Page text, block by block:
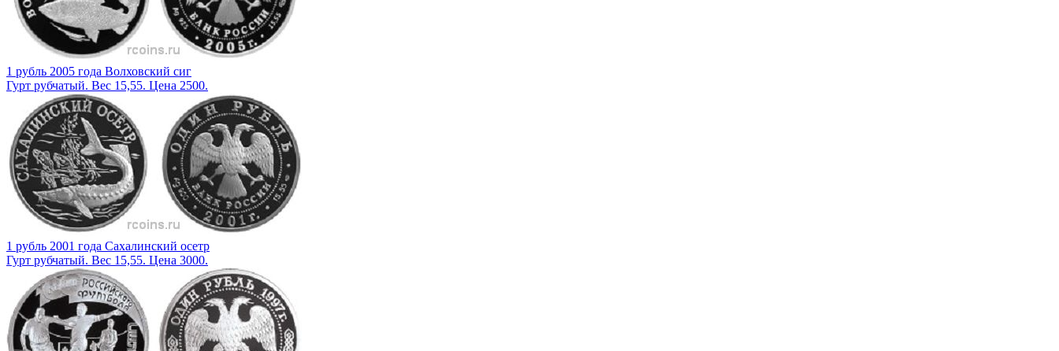
1 рубль 2005 года Волховский сиг
Гурт рубчатый. Вес 15,55. Цена 2500.
1 рубль 2001 года Сахалинский осетр
Гурт рубчатый. Вес 15,55. Цена 3000.